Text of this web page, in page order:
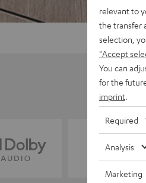
relevant to
the transfer
selection,
"Accept
You can
for the
imprint
Required
Analysis
Marketing